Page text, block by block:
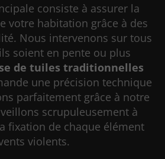
consiste à assurer la
votre habitation grâce à des
Nous intervenons sur tous
soient en pente ou plus
de tuiles traditionnelles
une précision technique
parfaitement grâce à notre
scrupuleusement à
fixation de chaque élément
violents.